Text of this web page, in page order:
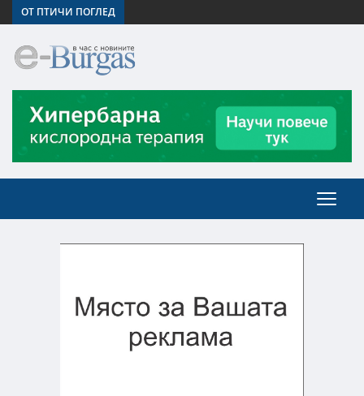
ОТ ПТИЧИ ПОГЛЕД